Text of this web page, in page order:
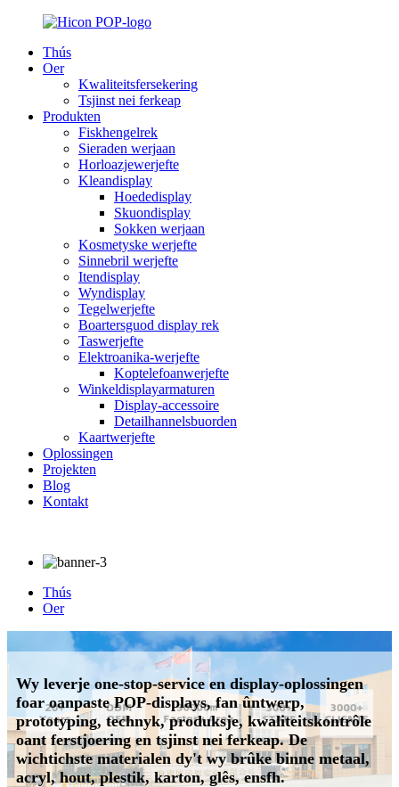
Thús
Oer
Kwaliteitsfersekering
Tsjinst nei ferkeap
Produkten
Fiskhengelrek
Sieraden werjaan
Horloazjewerjefte
Kleandisplay
Hoededisplay
Skuondisplay
Sokken werjaan
Kosmetyske werjefte
Sinnebril werjefte
Itendisplay
Wyndisplay
Tegelwerjefte
Boartersguod display rek
Taswerjefte
Elektroanika-werjefte
Koptelefoanwerjefte
Winkeldisplayarmaturen
Display-accessoire
Detailhannelsbuorden
Kaartwerjefte
Oplossingen
Projekten
Blog
Kontakt
Thús
Oer
Wy leverje one-stop-service en display-oplossingen
foar oanpaste POP-displays, fan ûntwerp,
prototyping, technyk, produksje, kwaliteitskontrôle
oant ferstjoering en tsjinst nei ferkeap. De
wichtichste materialen dy't wy brûke binne metaal,
acryl, hout, plestik, karton, glês, ensfh.